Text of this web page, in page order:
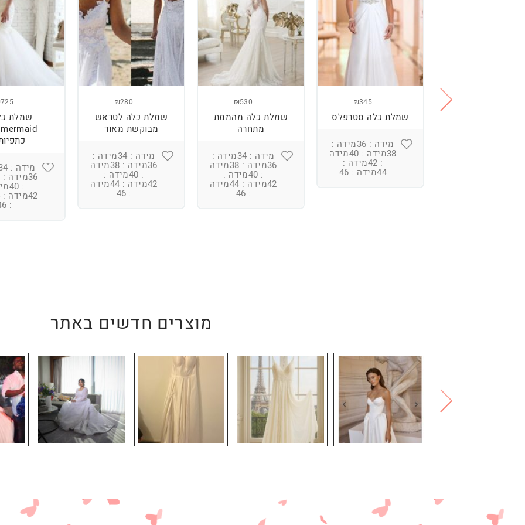
₪345
שמלת כלה סטרפלס
מידה : 36מידה :
38מידה : 40מידה
: 42מידה :
44מידה : 46
₪530
שמלת כלה מהממת
מתחרה
מידה : 34מידה :
36מידה : 38מידה
: 40מידה :
42מידה : 44מידה
: 46
₪280
שמלת כלה לטראש
מבוקשת מאוד
מידה : 34מידה :
36מידה : 38מידה
: 40מידה :
42מידה : 44מידה
: 46
שמלת
:
: 46
מוצרים חדשים באתר